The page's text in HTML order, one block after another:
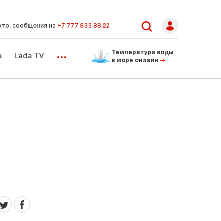
сообщения на +7 777 833 88 22
Lada TV ...
Температура воды
в море онлайн